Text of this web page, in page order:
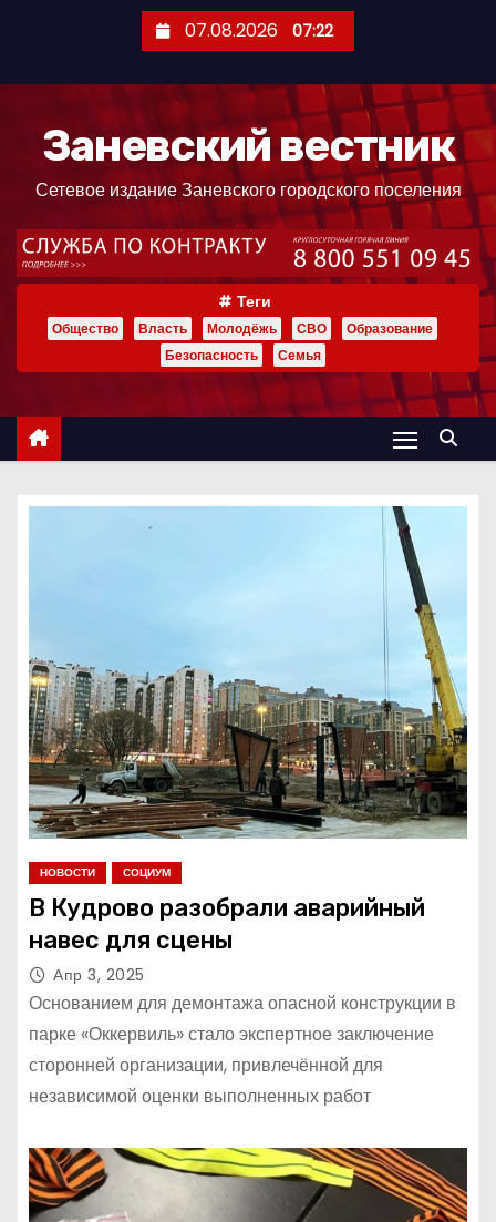
ж
07.08.2026 07:22
Заневский вестник
Сетевое издание Заневского городского поселения
Теги
Общество Власть Молодёжь СВО
Образование
Безопасность
Семья
НОВОСТИ СОЦИУМ
В Кудрово разобрали аварийный
навес для сцены
Апр 3, 2025
Основанием для демонтажа опасной конструкции в
парке «Оккервиль» стало экспертное заключение
сторонней организации, привлечённой для
независимой оценки выполненных работ